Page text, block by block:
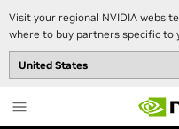
Visit your regional NVIDIA
where to buy partners specific to
to